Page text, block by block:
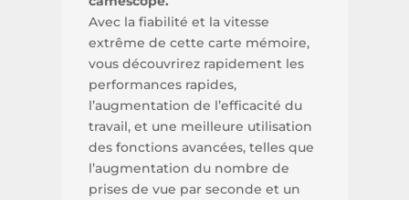
Avec la fiabilité et la vitesse
extrême de cette carte mémoire,
vous découvrirez rapidement les
performances rapides,
l’augmentation de l’efficacité du
travail, et une meilleure utilisation
des fonctions avancées, telles que
l’augmentation du nombre de
prises de vue par seconde et un